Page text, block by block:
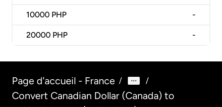
10000 PHP -
20000 PHP -
Page d'accueil - France / /
Convert Canadian Dollar (Canada) to